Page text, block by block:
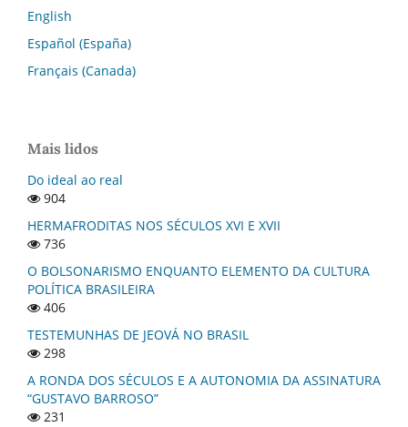
English
Español (España)
Français (Canada)
Mais lidos
Do ideal ao real
904
HERMAFRODITAS NOS SÉCULOS XVI E XVII
736
O BOLSONARISMO ENQUANTO ELEMENTO DA CULTURA
POLÍTICA BRASILEIRA
406
TESTEMUNHAS DE JEOVÁ NO BRASIL
298
A RONDA DOS SÉCULOS E A AUTONOMIA DA ASSINATURA
“GUSTAVO BARROSO”
231